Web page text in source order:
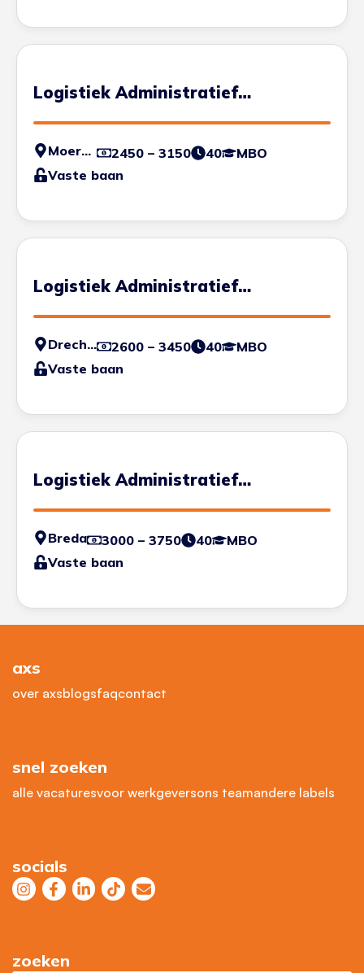
Logistiek Administratief
medewerker
Moerdijk 2450 – 3150 40
MBO
Vaste baan
Logistiek Administratief
Medewerker
Drechtsteden 2600 – 3450 40
MBO
Vaste baan
Logistiek Administratief
Medewerker
Breda 3000 – 3750 40
MBO
Vaste baan
axs
over axsblogsfaqcontact
snel zoeken
alle vacaturesvoor werkgeversons teamandere labels
socials
zoeken